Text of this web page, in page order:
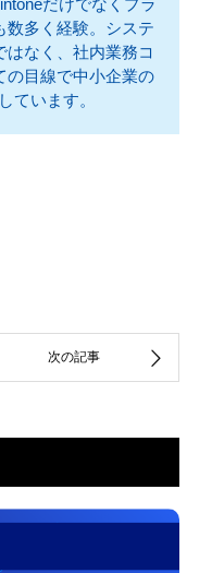
だけでなくプラ
数多く経験。システ
はなく、社内業務コ
の目線で中小企業の
ています。